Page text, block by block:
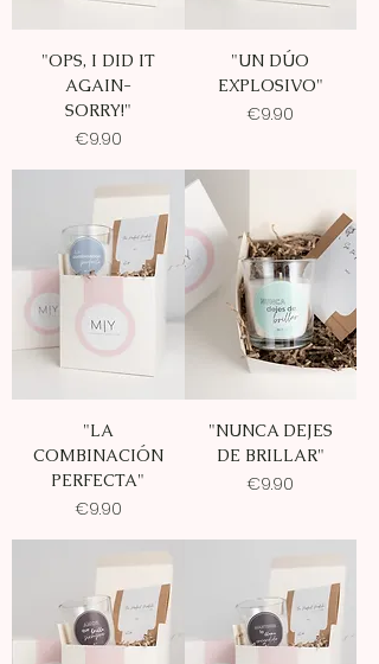
"OPS, I DID IT
AGAIN-
SORRY!"
Price
€9.90
"UN DÚO
EXPLOSIVO"
Price
€9.90
"LA
COMBINACIÓN
PERFECTA"
Price
€9.90
"NUNCA DEJES
DE BRILLAR"
Price
€9.90